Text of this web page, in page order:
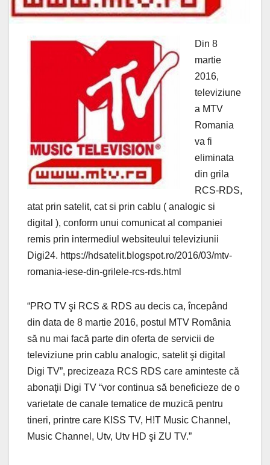
Din 8
martie
2016,
televiziune
a MTV
Romania
va fi
eliminata
din grila
RCS-RDS,
atat prin satelit, cat si prin cablu ( analogic si
digital ), conform unui comunicat al companiei
remis prin intermediul websiteului televiziunii
Digi24. https://hdsatelit.blogspot.ro/2016/03/mtv-
romania-iese-din-grilele-rcs-rds.html
“PRO TV şi RCS & RDS au decis ca, începând
din data de 8 martie 2016, postul MTV România
să nu mai facă parte din oferta de servicii de
televiziune prin cablu analogic, satelit şi digital
Digi TV”, precizeaza RCS RDS care aminteste că
abonaţii Digi TV “vor continua să beneficieze de o
varietate de canale tematice de muzică pentru
tineri, printre care KISS TV, H!T Music Channel,
Music Channel, Utv, Utv HD şi ZU TV.”